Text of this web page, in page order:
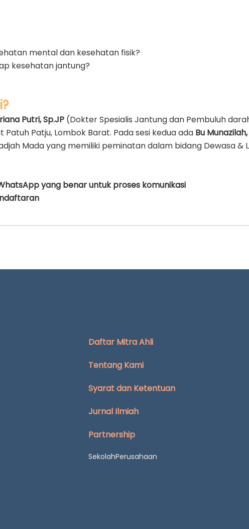
mental dan kesehatan fisik?
kesehatan jantung?
Putri, Sp.JP (Dokter Spesialis Jantung dan Pembuluh
Patju, Lombok Barat. Pada sesi kedua ada Bu
Mada yang memiliki peminatan dalam bidang Dewasa &
yang benar untuk proses komunikasi
Daftar Mitra Ahli
Tentang Kami
Syarat dan Ketentuan
Jurnal Ilmiah
Partnership
SekolahPerusahaan